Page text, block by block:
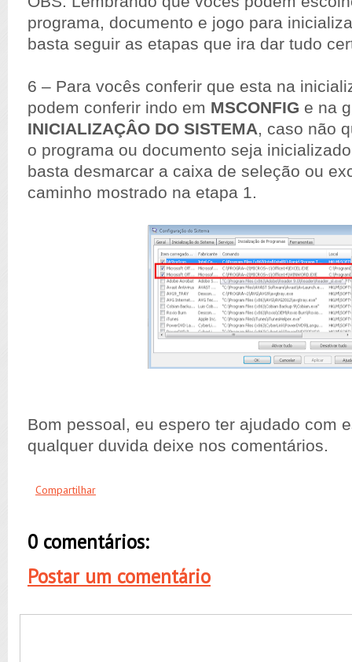
programa, documento e jogo para
basta seguir as etapas que ira dar tudo
6 – Para vocês conferir que esta na
podem conferir indo em MSCONFIG e na
INICIALIZAÇÂO DO SISTEMA, caso não
o programa ou documento seja
basta desmarcar a caixa de seleção ou
caminho mostrado na etapa 1.
Bom pessoal, eu espero ter ajudado com
qualquer duvida deixe nos comentários.
Compartilhar
0 comentários:
Postar um comentário